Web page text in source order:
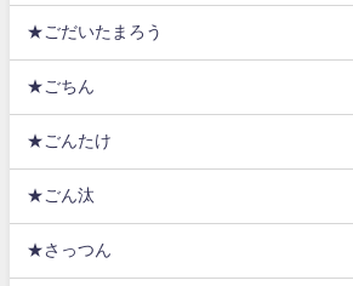
★ごだいたまろう
★ごちん
★ごんたけ
★ごん汰
★さっつん